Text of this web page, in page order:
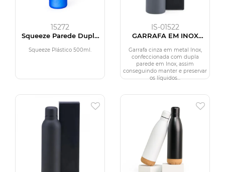
15272
Squeeze Parede Dupla
Squeeze Plástico 500ml.
IS-01522
GARRAFA EM INOX
- 470 ML
Garrafa cinza em metal Inox,
confeccionada com dupla
parede em Inox, assim
conseguindo manter e preservar
os líquidos...